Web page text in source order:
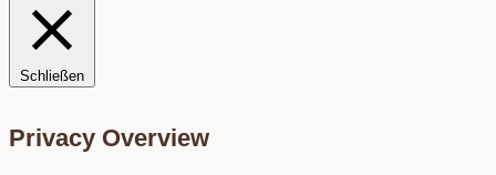
Schließen
Privacy Overview